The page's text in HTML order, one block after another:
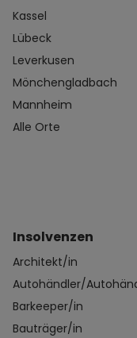
Kassel
Lübeck
Leverkusen
Mönchengladbach
Mannheim
Alle Orte
Insolvenzen
Architekt/in
Autohändler/
Barkeeper/in
Bauträger/in